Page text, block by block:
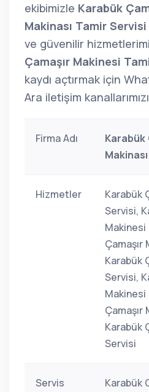
ekibimizle Karabük
Makinası Tamir Servisi
ve güvenilir
Çamaşır Makinesi
kaydı açtırmak için
Ara iletişim
Firma Adı
Karabük
Hizmetler
Karabük
Servisi,
Makinesi
Çamaşır
Karabük
Servisi,
Makinesi
Çamaşır
Karabük
Servisi
Servis
Karabük